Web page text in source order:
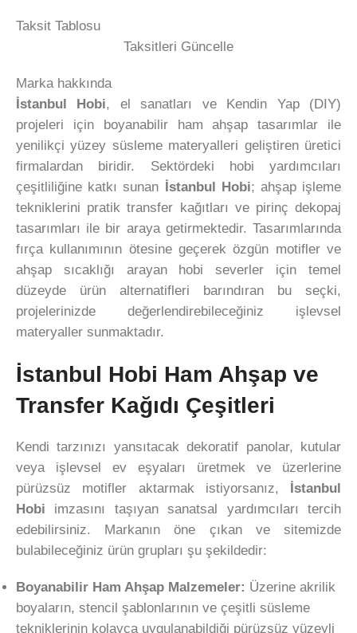
Taksit Tablosu
Taksitleri Güncelle
Marka hakkında
İstanbul Hobi, el sanatları ve Kendin Yap (DIY)
projeleri için boyanabilir ham ahşap tasarımlar ile
yenilikçi yüzey süsleme materyalleri geliştiren üretici
firmalardan biridir. Sektördeki hobi yardımcıları
çeşitliliğine katkı sunan İstanbul Hobi; ahşap işleme
tekniklerini pratik transfer kağıtları ve pirinç dekopaj
tasarımları ile bir araya getirmektedir. Tasarımlarında
fırça kullanımının ötesine geçerek özgün motifler ve
ahşap sıcaklığı arayan hobi severler için temel
düzeyde ürün alternatifleri barındıran bu seçki,
projelerinizde değerlendirebileceğiniz işlevsel
materyaller sunmaktadır.
İstanbul Hobi Ham Ahşap ve
Transfer Kağıdı Çeşitleri
Kendi tarzınızı yansıtacak dekoratif panolar, kutular
veya işlevsel ev eşyaları üretmek ve üzerlerine
pürüzsüz motifler aktarmak istiyorsanız, İstanbul
Hobi imzasını taşıyan sanatsal yardımcıları tercih
edebilirsiniz. Markanın öne çıkan ve sitemizde
bulabileceğiniz ürün grupları şu şekildedir:
Boyanabilir Ham Ahşap Malzemeler: Üzerine akrilik
boyaların, stencil şablonlarının ve çeşitli süsleme
tekniklerinin kolayca uygulanabildiği pürüzsüz yüzeyli